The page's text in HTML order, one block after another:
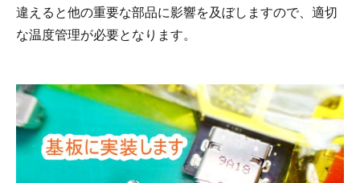
違えると他の重要な部品に影響を及ぼしますので、適切
な温度管理が必要となります。